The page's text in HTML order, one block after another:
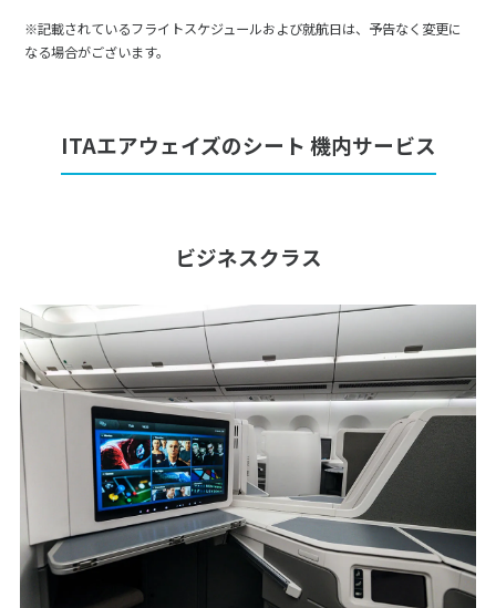
※記載されているフライトスケジュールおよび就航日は、予告なく変更に
なる場合がございます。
ITAエアウェイズのシート 機内サービス
ビジネスクラス